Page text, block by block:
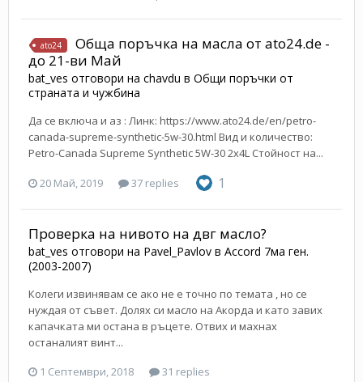
ato24
Обща поръчка на масла от ato24.de -
до 21-ви Май
bat_ves отговори на chavdu в Общи поръчки от
страната и чужбина
Да се включа и аз : Линк: https://www.ato24.de/en/petro-
canada-supreme-synthetic-5w-30.html Вид и количество:
Petro-Canada Supreme Synthetic 5W-30 2x4L Стойност на...
20 Май, 2019 37 replies 1
Проверка на нивото на двг масло?
bat_ves отговори на Pavel_Pavlov в Accord 7ма ген.
(2003-2007)
Колеги извинявам се ако не е точно по темата , но се
нуждая от съвет. Долях си масло на Акорда и като завих
капачката ми остана в ръцете. Отвих и махнах
останалият винт...
1 Септември, 2018
31 replies